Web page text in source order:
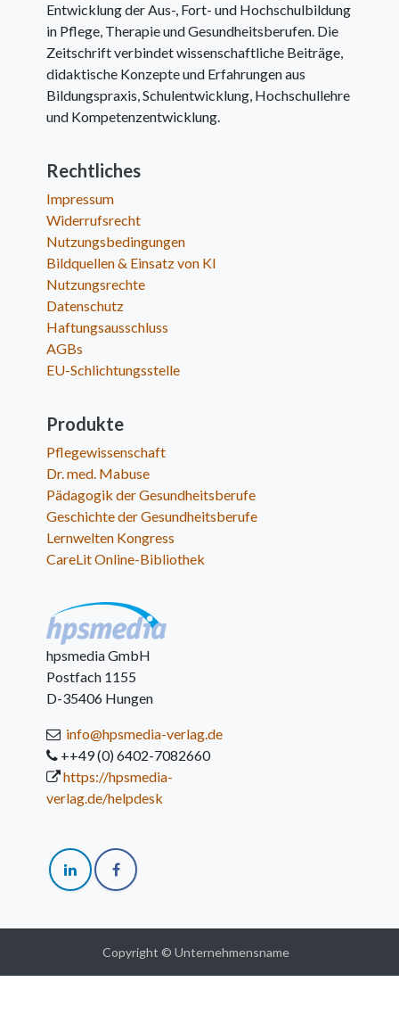
Entwicklung der Aus-, Fort- und Hochschulbildung
in Pflege, Therapie und Gesundheitsberufen. Die
Zeitschrift verbindet wissenschaftliche Beiträge,
didaktische Konzepte und Erfahrungen aus
Bildungspraxis, Schulentwicklung, Hochschullehre
und Kompetenzentwicklung.
Rechtliches
Impressum
Widerrufsrecht
Nutzungsbedingungen
Bildquellen & Einsatz von KI
Nutzungsrechte
Datenschutz
Haftungsausschluss
AGBs
EU-Schlichtungsstelle
Produkte
Pflegewissenschaft
Dr. med. Mabuse
Pädagogik der Gesundheitsberufe
Geschichte der Gesundheitsberufe
Lernwelten Kongress
CareLit Online-Bibliothek
hpsmedia GmbH
Postfach 1155
D-35406 Hungen
info@hpsmedia-verlag.de
++49 (0) 6402-7082660
https://hpsmedia-
verlag.de/helpdesk
Copyright © Unternehmensname